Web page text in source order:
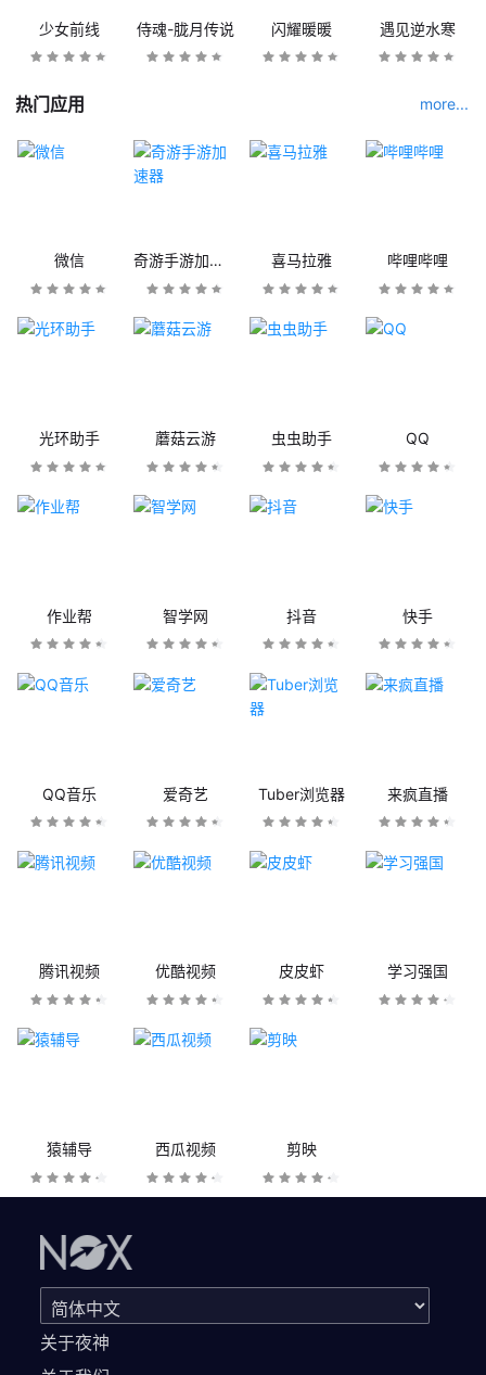
少女前线 侍魂-胧月传说 闪耀暖暖 遇见逆水寒
热门应用 more...
微信 奇游手游加速器 喜马拉雅 哔哩哔哩
光环助手 蘑菇云游 虫虫助手 QQ
作业帮 智学网 抖音 快手
QQ音乐 爱奇艺 Tuber浏览器 来疯直播
腾讯视频 优酷视频 皮皮虾 学习强国
猿辅导 西瓜视频 剪映
关于夜神